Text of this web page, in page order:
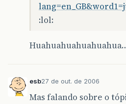
:lol:
esb27 de out. de 2006
Mas falando sobre o